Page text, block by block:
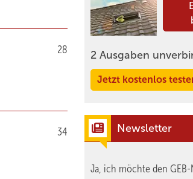
28
34
2 Ausgaben
Jetzt kostenlos
Newsletter
Ja, ich möchte den